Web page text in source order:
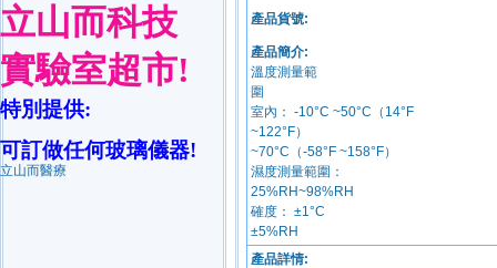
立山而科技
實驗室超市!
特別提供:
可訂做任何玻璃儀器!
立山而醫療
產品貨號:
產品簡介:
溫度測量範
室內： -10°C ~50°C（14°F
濕度測量範圍：
確度： ±1°C
產品詳情: